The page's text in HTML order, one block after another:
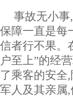
事故无小
保障一直是每
信者行不果。
户至上”的经
了乘客的安全
军人及其亲属